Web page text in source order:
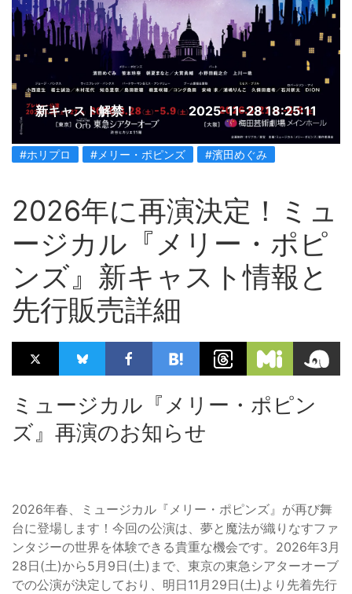
新キャスト解禁！ 2025-11-28 18:25:11
#ホリプロ #メリー・ポピンズ #濱田めぐみ
2026年に再演決定！ミュ
ージカル『メリー・ポピ
ンズ』新キャスト情報と
先行販売詳細
ミュージカル『メリー・ポピン
ズ』再演のお知らせ
2026年春、ミュージカル『メリー・ポピンズ』が再び舞
台に登場します！今回の公演は、夢と魔法が織りなすファ
ンタジーの世界を体験できる貴重な機会です。2026年3月
28日(土)から5月9日(土)まで、東京の東急シアターオーブ
での公演が決定しており、明日11月29日(土)より先着先行